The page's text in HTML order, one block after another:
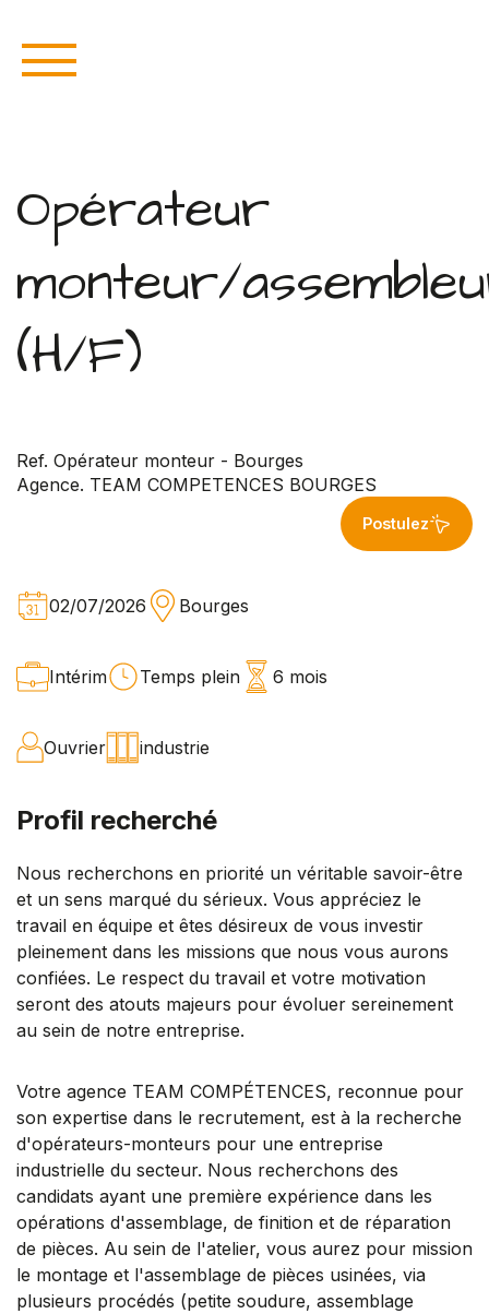
Opérateur
monteur/
(H/F)
Ref. Opérateur monteur - Bourges
Agence. TEAM COMPETENCES BOURGES
Postulez
02/07/2026 Bourges
Intérim Temps plein 6 mois
Ouvrier industrie
Profil recherché
Nous recherchons en priorité un véritable savoir-être
et un sens marqué du sérieux. Vous appréciez le
travail en équipe et êtes désireux de vous investir
pleinement dans les missions que nous vous aurons
confiées. Le respect du travail et votre motivation
seront des atouts majeurs pour évoluer sereinement
au sein de notre entreprise.
Votre agence TEAM COMPÉTENCES, reconnue pour
son expertise dans le recrutement, est à la recherche
d'opérateurs-monteurs pour une entreprise
industrielle du secteur. Nous recherchons des
candidats ayant une première expérience dans les
opérations d'assemblage, de finition et de réparation
de pièces. Au sein de l'atelier, vous aurez pour mission
le montage et l'assemblage de pièces usinées, via
plusieurs procédés (petite soudure, assemblage